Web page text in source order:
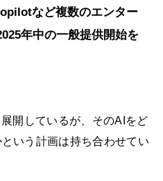
など複数のエンター
年中の一般提供開始を
開しているが、そのAIをど
いう計画は持ち合わせてい